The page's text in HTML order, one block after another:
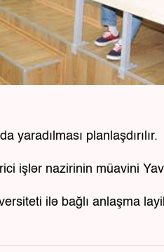
yaradılması planlaşdırılır.
işlər nazirinin müavini
ilə bağlı anlaşma